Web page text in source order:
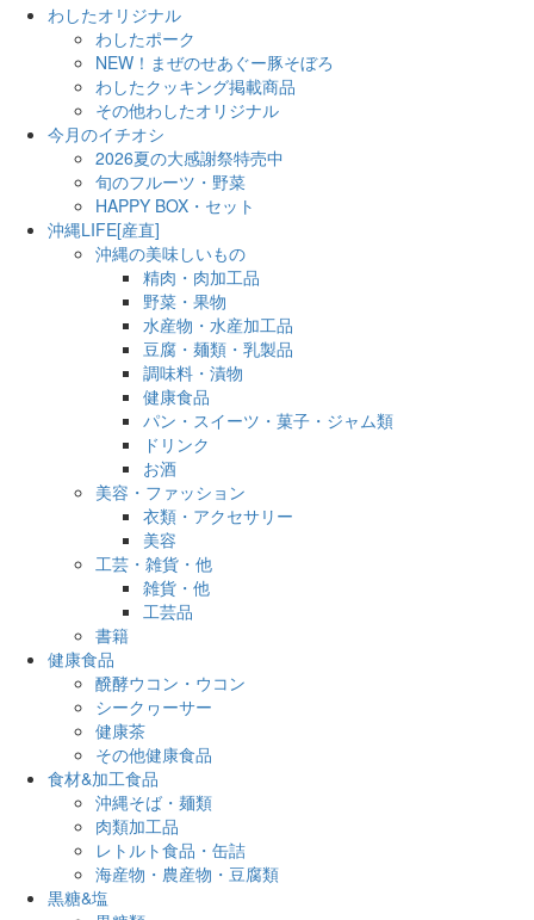
わしたオリジナル
わしたポーク
NEW！まぜのせあぐー豚そぼろ
わしたクッキング掲載商品
その他わしたオリジナル
今月のイチオシ
2026夏の大感謝祭特売中
旬のフルーツ・野菜
HAPPY BOX・セット
沖縄LIFE[産直]
沖縄の美味しいもの
精肉・肉加工品
野菜・果物
水産物・水産加工品
豆腐・麺類・乳製品
調味料・漬物
健康食品
パン・スイーツ・菓子・ジャム類
ドリンク
お酒
美容・ファッション
衣類・アクセサリー
美容
工芸・雑貨・他
雑貨・他
工芸品
書籍
健康食品
醗酵ウコン・ウコン
シークヮーサー
健康茶
その他健康食品
食材&加工食品
沖縄そば・麺類
肉類加工品
レトルト食品・缶詰
海産物・農産物・豆腐類
黒糖&塩